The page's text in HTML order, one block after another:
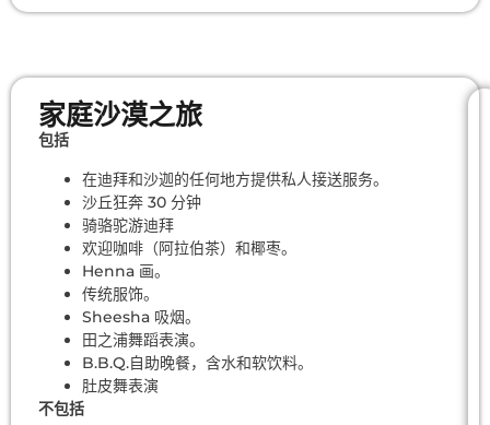
家庭沙漠之旅
包括
在迪拜和沙迦的任何地方提供私人接送服务。
沙丘狂奔 30 分钟
骑骆驼游迪拜
欢迎咖啡（阿拉伯茶）和椰枣。
Henna 画。
传统服饰。
Sheesha 吸烟。
田之浦舞蹈表演。
B.B.Q.自助晚餐，含水和软饮料。
肚皮舞表演
不包括